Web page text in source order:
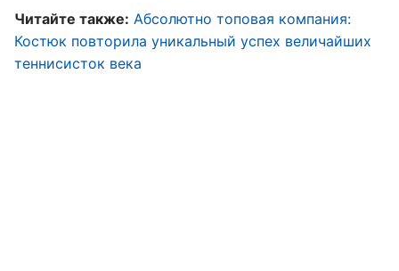
Читайте также: Абсолютно топовая компания:
Костюк повторила уникальный успех величайших
теннисисток века